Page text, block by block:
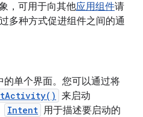
，可用于向其他应用组件请
多种方式促进组件之间的通
的单个界面。您可以通过将
来启动
Intent 用于描述要启动的